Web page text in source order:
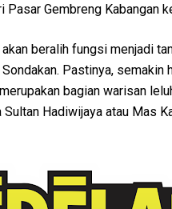
Gembreng Kabangan
beralih fungsi menjadi
Pastinya, semakin
bagian warisan
Sultan Hadiwijaya atau Mas